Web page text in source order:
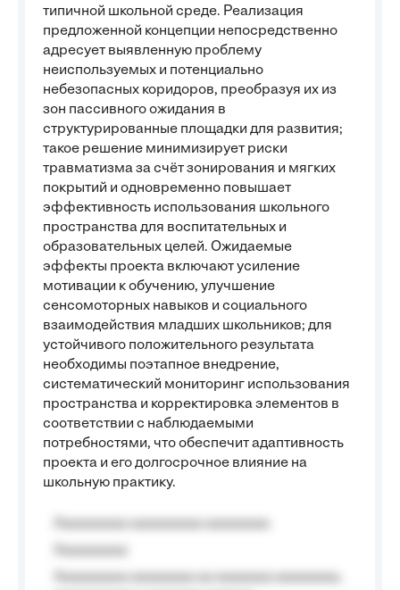
типичной школьной среде. Реализация
предложенной концепции непосредственно
адресует выявленную проблему
неиспользуемых и потенциально
небезопасных коридоров, преобразуя их из
зон пассивного ожидания в
структурированные площадки для развития;
такое решение минимизирует риски
травматизма за счёт зонирования и мягких
покрытий и одновременно повышает
эффективность использования школьного
пространства для воспитательных и
образовательных целей. Ожидаемые
эффекты проекта включают усиление
мотивации к обучению, улучшение
сенсомоторных навыков и социального
взаимодействия младших школьников; для
устойчивого положительного результата
необходимы поэтапное внедрение,
систематический мониторинг использования
пространства и корректировка элементов в
соответствии с наблюдаемыми
потребностями, что обеспечит адаптивность
проекта и его долгосрочное влияние на
школьную практику.